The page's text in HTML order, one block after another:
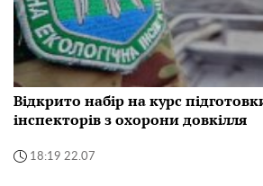
Відкрито набір на курс
інспекторів з охорони довкілля
18:19 22.07